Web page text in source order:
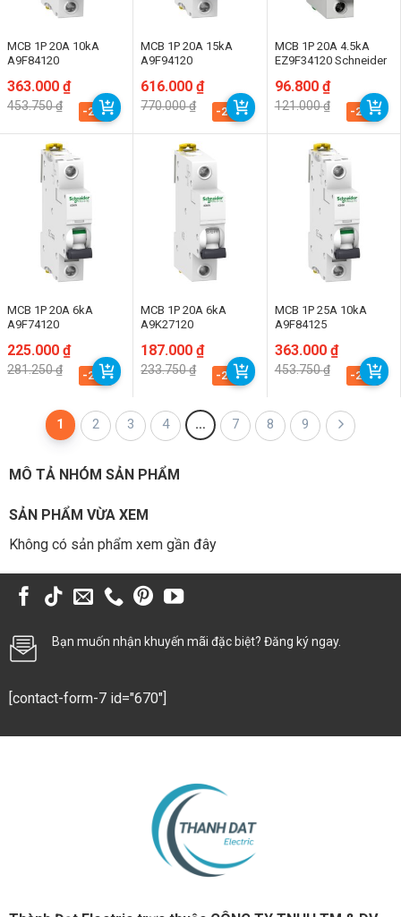
MCB 1P 20A 10kA
A9F84120
453.750₫
Giá
gốc
là:
363.000 ₫
Giá
hiện
tại
363.000 ₫.
-20%
MCB 1P 20A 15kA
A9F94120
770.000₫
Giá
gốc
là:
616.000₫
Giá
hiện
tại
616.000 ₫.
-20%
MCB 1P 20A 4.5kA
EZ9F34120 Schneider
121.000₫
Giá
gốc
là:
96.800 ₫
Giá
hiện
tại
96.800 ₫.
-20%
MCB 1P 20A 6kA
A9F74120
281.250₫
Giá
gốc
là:
225.000 ₫
Giá
hiện
tại
-20%
MCB 1P 20A 6kA
A9K27120
233.750₫
Giá
gốc
là:
187.000₫
Giá
hiện
tại
-20%
MCB 1P 25A 10kA
A9F84125
453.750₫
Giá
gốc
là:
363.000 ₫
Giá
hiện
tại
-20%
1 2 3 4 … 7 8 9
MÔ TẢ NHÓM SẢN PHẨM
SẢN PHẨM VỪA XEM
Không có sản phẩm xem gần đây
Bạn muốn nhận khuyến mãi đặc biệt? Đăng ký ngay.
[contact-form-7 id="670"]